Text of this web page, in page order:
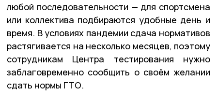
любой последовательности — для спортсмена
или коллектива подбираются удобные день и
время. В условиях пандемии сдача нормативов
растягивается на несколько месяцев, поэтому
сотрудникам Центра тестирования нужно
заблаговременно сообщить о своём желании
сдать нормы ГТО.